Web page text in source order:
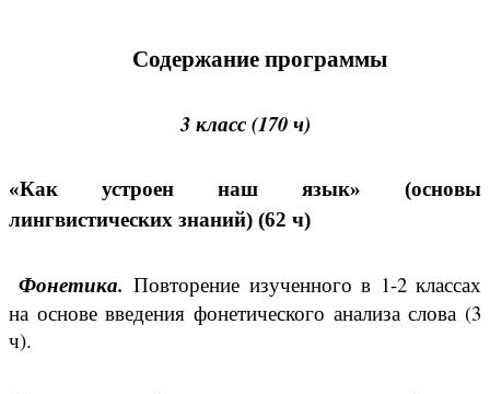
Содержание программы
3 класс (170 ч)
«Как устроен наш язык» (основы
лингвистических знаний) (62 ч)
Фонетика. Повторение изученного в 1-2 классах
на основе введения фонетического анализа слова (3
ч).